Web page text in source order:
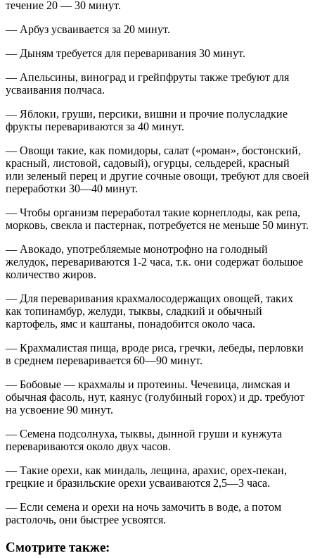
течение 20 — 30 минут.
— Арбуз усваивается за 20 минут.
— Дыням требуется для переваривания 30 минут.
— Апельсины, виноград и грейпфруты также требуют для
усваивания полчаса.
— Яблоки, груши, персики, вишни и прочие полусладкие
фрукты перевариваются за 40 минут.
— Овощи такие, как помидоры, салат («роман», бостонский,
красный, листовой, садовый), огурцы, сельдерей, красный
или зеленый перец и другие сочные овощи, требуют для своей
переработки 30—40 минут.
— Чтобы организм переработал такие корнеплоды, как репа,
морковь, свекла и пастернак, потребуется не меньше 50 минут.
— Авокадо, употребляемые монотрофно на голодный
желудок, перевариваются 1-2 часа, т.к. они содержат большое
количество жиров.
— Для переваривания крахмалосодержащих овощей, таких
как топинамбур, желуди, тыквы, сладкий и обычный
картофель, ямс и каштаны, понадобится около часа.
— Крахмалистая пища, вроде риса, гречки, лебеды, перловки
в среднем переваривается 60—90 минут.
— Бобовые — крахмалы и протеины. Чечевица, лимская и
обычная фасоль, нут, каянус (голубиный горох) и др. требуют
на усвоение 90 минут.
— Семена подсолнуха, тыквы, дынной груши и кунжута
перевариваются около двух часов.
— Такие орехи, как миндаль, лещина, арахис, орех-пекан,
грецкие и бразильские орехи усваиваются 2,5—3 часа.
— Если семена и орехи на ночь замочить в воде, а потом
растолочь, они быстрее усвоятся.
Смотрите также: